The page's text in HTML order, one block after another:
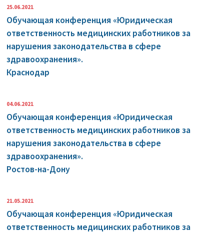
25.06.2021
Обучающая конференция «Юридическая
ответственность медицинских работников за
нарушения законодательства в сфере
здравоохранения».
Краснодар
04.06.2021
Обучающая конференция «Юридическая
ответственность медицинских работников за
нарушения законодательства в сфере
здравоохранения».
Ростов-на-Дону
21.05.2021
Обучающая конференция «Юридическая
ответственность медицинских работников за